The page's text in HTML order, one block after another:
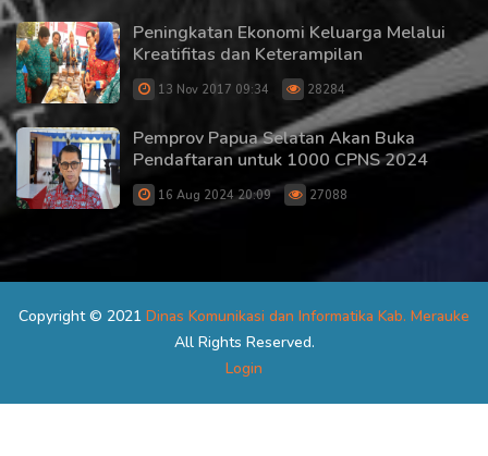
Peningkatan Ekonomi Keluarga Melalui
Kreatifitas dan Keterampilan
13 Nov 2017 09:34 28284
Pemprov Papua Selatan Akan Buka
Pendaftaran untuk 1000 CPNS 2024
16 Aug 2024 20:09 27088
Copyright © 2021 Dinas Komunikasi dan Informatika Kab. Merauke
All Rights Reserved.
Login